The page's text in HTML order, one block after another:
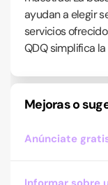
ayudan a elegir
servicios
QDQ simplifica
Mejoras o
Anúnciate